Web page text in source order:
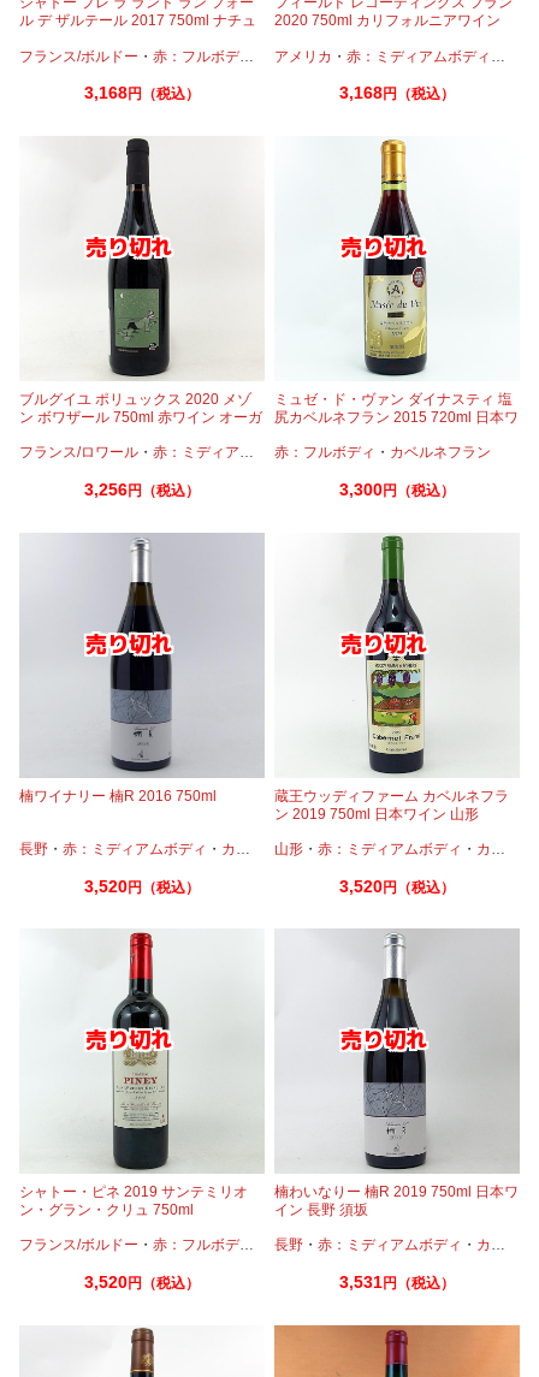
ル デ ザルテール 2017 750ml ナチュ
フランス/ボルドー ・ 赤：フルボディ カベルネ・ カベルネフラン・メルロー
3,168円（税込）
2020 750ml カリフォルニアワイン
アメリカ ・赤：ミディアムボディ ・
3,168円（税込）
ブルグイユ ポリュックス 2020 メゾ
ン ボワザール 750ml 赤ワイン オーガ
フランス/ロワール ・ 赤：ミディアムボディ ・カベルネフラン
3,256円（税込）
ミュゼ・ド・ヴァン ダイナスティ 塩
尻カベルネフラン 2015 720ml 日本ワ
赤：フルボディ ・ カベルネフラン
3,300円（税込）
楠ワイナリー 楠R 2016 750ml
長野 ・ 赤：ミディアムボディ ・ カベルネ ・カベルネフラン・メルロー
3,520円（税込）
蔵王ウッディファーム カベルネフラ
ン 2019 750ml 日本ワイン 山形
山形 ・赤：ミディアムボディ ・ カベルネフラン
3,520円（税込）
シャトー・ピネ 2019 サンテミリオ
ン・グラン・クリュ 750ml
フランス/ボルドー ・ 赤：フルボディ カベルネフラン・メルロー
3,520円（税込）
楠わいなりー 楠R 2019 750ml 日本ワ
イン 長野 須坂
長野 ・赤：ミディアムボディ ・ カベルネ
3,531円（税込）